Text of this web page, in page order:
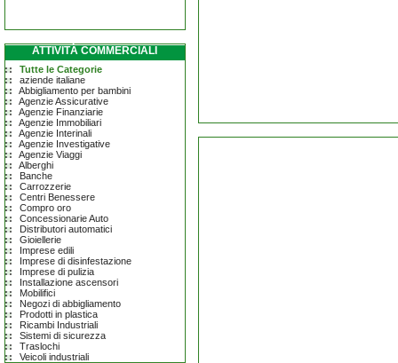
ATTIVITÀ COMMERCIALI
Tutte le Categorie
aziende italiane
Abbigliamento per bambini
Agenzie Assicurative
Agenzie Finanziarie
Agenzie Immobiliari
Agenzie Interinali
Agenzie Investigative
Agenzie Viaggi
Alberghi
Banche
Carrozzerie
Centri Benessere
Compro oro
Concessionarie Auto
Distributori automatici
Gioiellerie
Imprese edili
Imprese di disinfestazione
Imprese di pulizia
Installazione ascensori
Mobilifici
Negozi di abbigliamento
Prodotti in plastica
Ricambi Industriali
Sistemi di sicurezza
Traslochi
Veicoli industriali